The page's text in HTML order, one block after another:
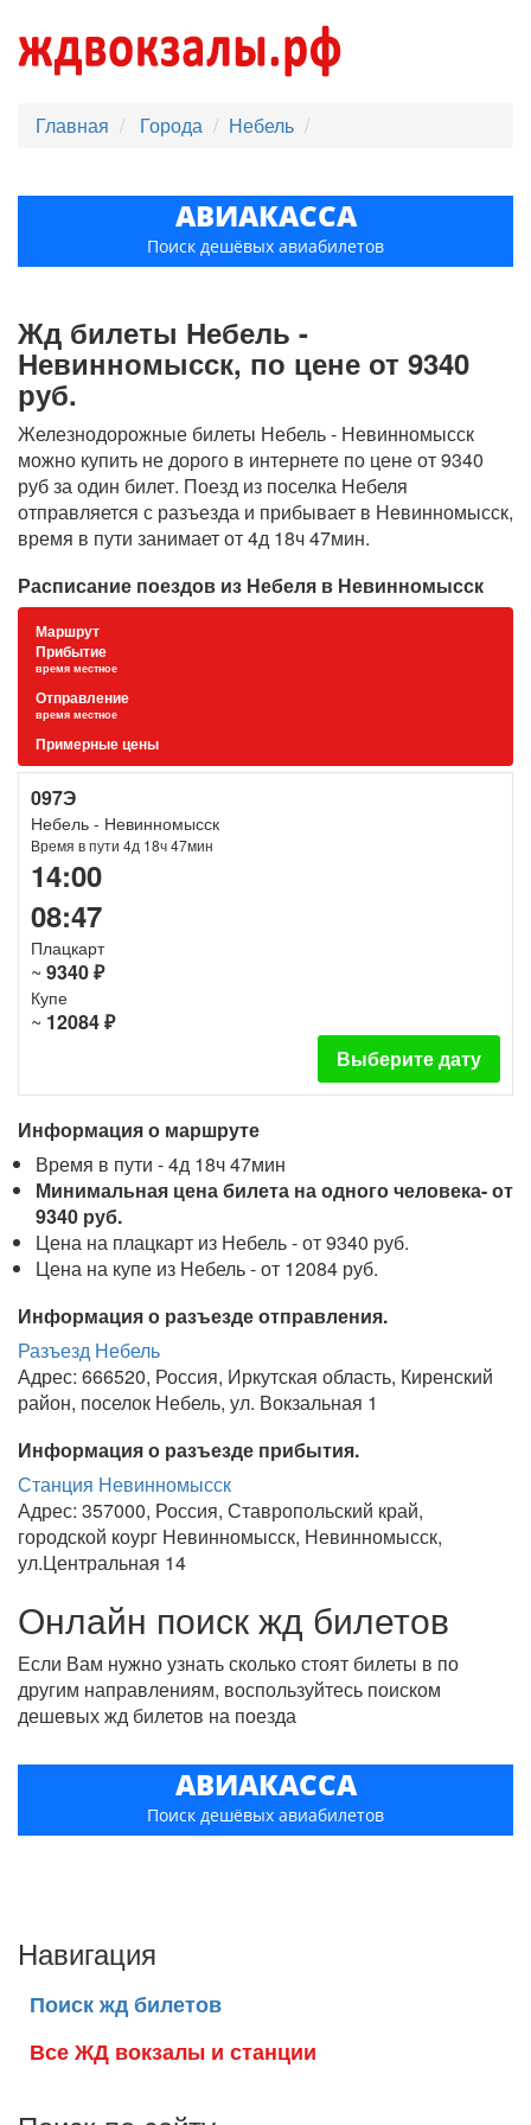
Главная Города Небель
АВИАКАССА
Поиск дешёвых авиабилетов
Жд билеты Небель -
Невинномысск, по цене от 9340
руб.
Железнодорожные билеты Небель - Невинномысск
можно купить не дорого в интернете по цене от 9340
руб за один билет. Поезд из поселка Небеля
отправляется с разъезда и прибывает в Невинномысск,
время в пути занимает от 4д 18ч 47мин.
Расписание поездов из Небеля в Невинномысск
Маршрут
Прибытие
время местное
Отправление
время местное
Примерные цены
097Э
Небель - Невинномысск
Время в пути 4д 18ч 47мин
14:00
08:47
Плацкарт
~ 9340 ₽
Купе
~ 12084 ₽
Выберите дату
Информация о маршруте
Время в пути - 4д 18ч 47мин
Минимальная цена билета на одного человека- от
9340 руб.
Цена на плацкарт из Небель - от 9340 руб.
Цена на купе из Небель - от 12084 руб.
Информация о разъезде отправления.
Разъезд Небель
Адрес: 666520, Россия, Иркутская область, Киренский
район, поселок Небель, ул. Вокзальная 1
Информация о разъезде прибытия.
Станция Невинномысск
Адрес: 357000, Россия, Ставропольский край,
городской коург Невинномысск, Невинномысск,
ул.Центральная 14
Онлайн поиск жд билетов
Если Вам нужно узнать сколько стоят билеты в по
другим направлениям, воспользуйтесь поиском
дешевых жд билетов на поезда
АВИАКАССА
Поиск дешёвых авиабилетов
Навигация
Поиск жд билетов
Все ЖД вокзалы и станции